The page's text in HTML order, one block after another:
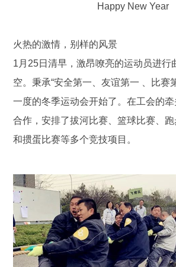
Happy New Year
火热的激情，别样的风景
1月25日清早，激昂嘹亮的运动员进行
空。秉承“安全第一、友谊第一 、比赛
一度的冬季运动会开始了。在工会的
合作，安排了拔河比赛、篮球比赛、
和掼蛋比赛等多个竞技项目。